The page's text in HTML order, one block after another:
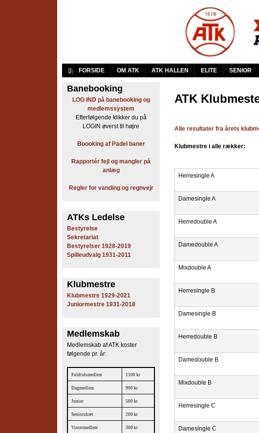
A
n
e
s
e
n
s
K
u
b
FORSIDE OM ATK ATK HALLEN ELITE SENIOR
ATK
Alle resultater fra årets
Klubmestre i alle rækker:
Herresingle A
Damesingle A
Herredouble A
Damedouble A
Mixdouble A
Herresingle B
Damesingle B
Herredouble B
Damedouble B
Mixdouble B
Herresingle C
Damesingle C
Banebooking
LOG IND på banebooking og
medlemssystem
Efterfølgende klikker du på
LOGIN øverst til højre
Boooking af Padel baner
Rapportér fejl og mangler på
anlæg
Regler for vanding og regnvejr
ATKs Ledelse
Bestyrelse
Sekretariat
Bestyrelser 1928-2019
Spilleudvalg 1931-2011
Klubmestre
Klubmestre 1929-2021
Juniormestre 1931-2018
Medlemskab
Medlemskab af ATK koster
følgende pr. år:
Fuldtidsmedlem 1100 kr
Dagmedlem 900 kr
Junior 500 kr
Senioridræt 200 kr
Vintermedlem 300 kr